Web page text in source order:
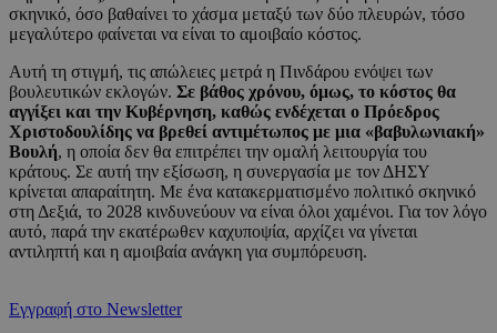
σκηνικό, όσο βαθαίνει το χάσμα μεταξύ των δύο πλευρών, τόσο
μεγαλύτερο φαίνεται να είναι το αμοιβαίο κόστος.
Αυτή τη στιγμή, τις απώλειες μετρά η Πινδάρου ενόψει των
βουλευτικών εκλογών. Σε βάθος χρόνου, όμως, το κόστος θα
αγγίξει και την Κυβέρνηση, καθώς ενδέχεται ο Πρόεδρος
Χριστοδουλίδης να βρεθεί αντιμέτωπος με μια «βαβυλωνιακή»
Βουλή, η οποία δεν θα επιτρέπει την ομαλή λειτουργία του
κράτους. Σε αυτή την εξίσωση, η συνεργασία με τον ΔΗΣΥ
κρίνεται απαραίτητη. Με ένα κατακερματισμένο πολιτικό σκηνικό
στη Δεξιά, το 2028 κινδυνεύουν να είναι όλοι χαμένοι. Για τον λόγο
αυτό, παρά την εκατέρωθεν καχυποψία, αρχίζει να γίνεται
αντιληπτή και η αμοιβαία ανάγκη για συμπόρευση.
Εγγραφή στο Newsletter